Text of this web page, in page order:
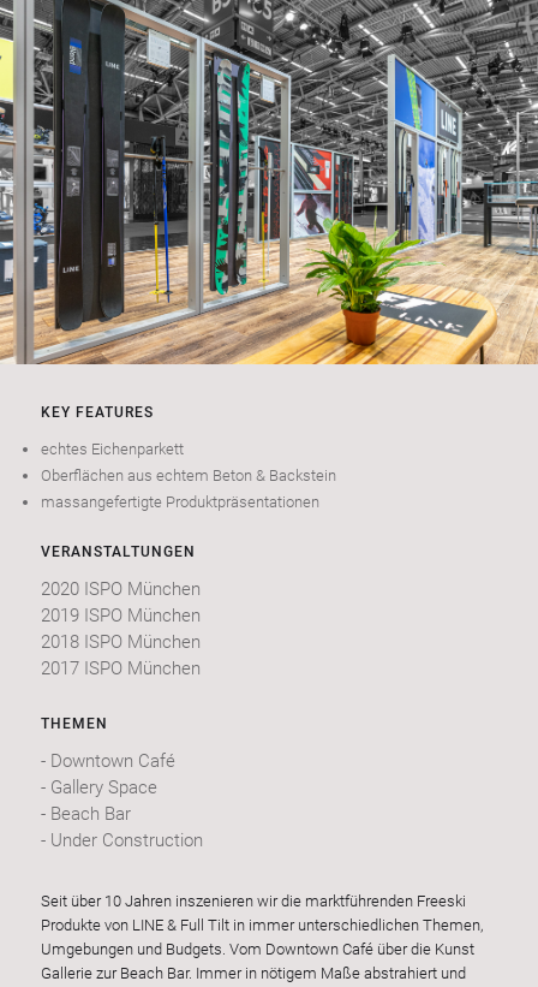
KEY FEATURES
echtes Eichenparkett
Oberflächen aus echtem Beton & Backstein
massangefertigte Produktpräsentationen
VERANSTALTUNGEN
2020 ISPO München
2019 ISPO München
2018 ISPO München
2017 ISPO München
THEMEN
- Downtown Café
- Gallery Space
- Beach Bar
- Under Construction
Seit über 10 Jahren inszenieren wir die marktführenden Freeski
Produkte von LINE & Full Tilt in immer unterschiedlichen Themen,
Umgebungen und Budgets. Vom Downtown Café über die Kunst
Gallerie zur Beach Bar. Immer in nötigem Maße abstrahiert und